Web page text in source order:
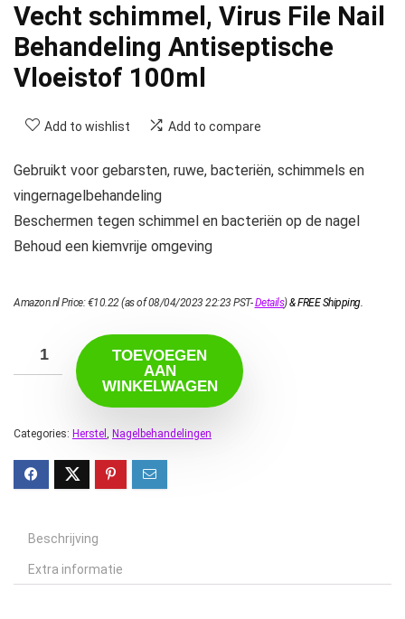
Vecht schimmel, Virus File Nail
Behandeling Antiseptische
Vloeistof 100ml
Add to wishlist Add to compare
Gebruikt voor gebarsten, ruwe, bacteriën, schimmels en
vingernagelbehandeling
Beschermen tegen schimmel en bacteriën op de nagel
Behoud een kiemvrije omgeving
Amazon.nl Price:€10.22 (as of 08/04/2023 22:23 PST-Details)&FREE Shipping.
TOEVOEGEN
AAN
WINKELWAGEN
Categories: Herstel , Nagelbehandelingen
Beschrijving
Extra informatie